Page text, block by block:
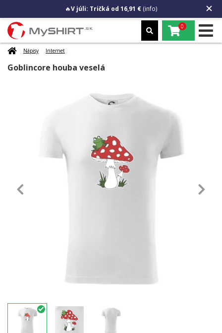
🔥V júli: Tričká od 16,91 € (info)
0
Nápisy Internet
Goblincore houba veselá